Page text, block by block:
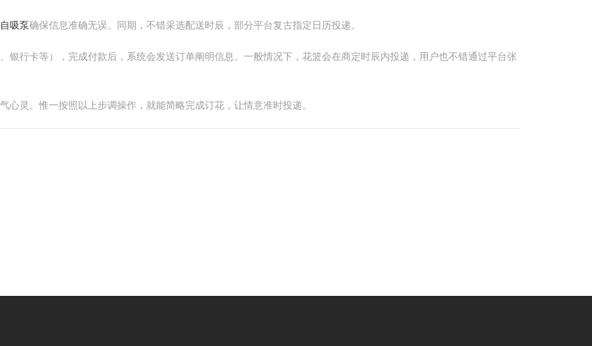
自吸泵确保信息准确无误。同期，不错采选配送时辰，部分平台复古指定日历投递。
银行卡等），完成付款后，系统会发送订单阐明信息。一般情况下，花篮会在商定时辰内投递，用户也不错通过平台张
灵。惟一按照以上步调操作，就能简略完成订花，让情意准时投递。